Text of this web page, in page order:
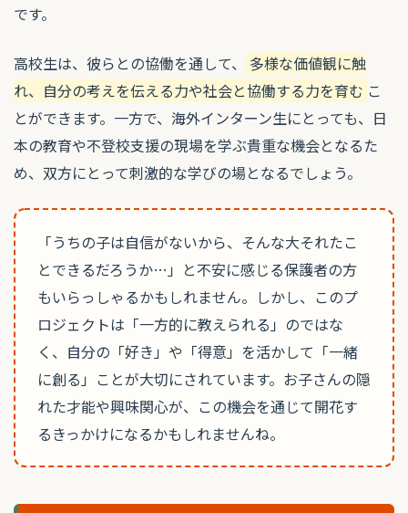
です。
高校生は、彼らとの協働を通して、
多様な価値観に触
れ、自分の考えを伝える力や社会と協働する力を育む こ
とができます。一方で、海外インターン生にとっても、日
本の教育や不登校支援の現場を学ぶ貴重な機会となるた
め、双方にとって刺激的な学びの場となるでしょう。
「うちの子は自信がないから、そんな大それたこ
とできるだろうか…」と不安に感じる保護者の方
もいらっしゃるかもしれません。しかし、このプ
ロジェクトは「一方的に教えられる」のではな
く、自分の「好き」や「得意」を活かして「一緒
に創る」ことが大切にされています。お子さんの隠
れた才能や興味関心が、この機会を通じて開花す
るきっかけになるかもしれませんね。